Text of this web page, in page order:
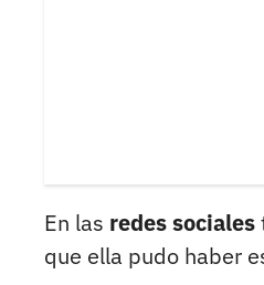
En las redes sociales
que ella pudo haber